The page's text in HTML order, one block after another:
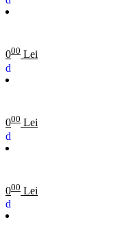
000 Lei
000 Lei
000 Lei